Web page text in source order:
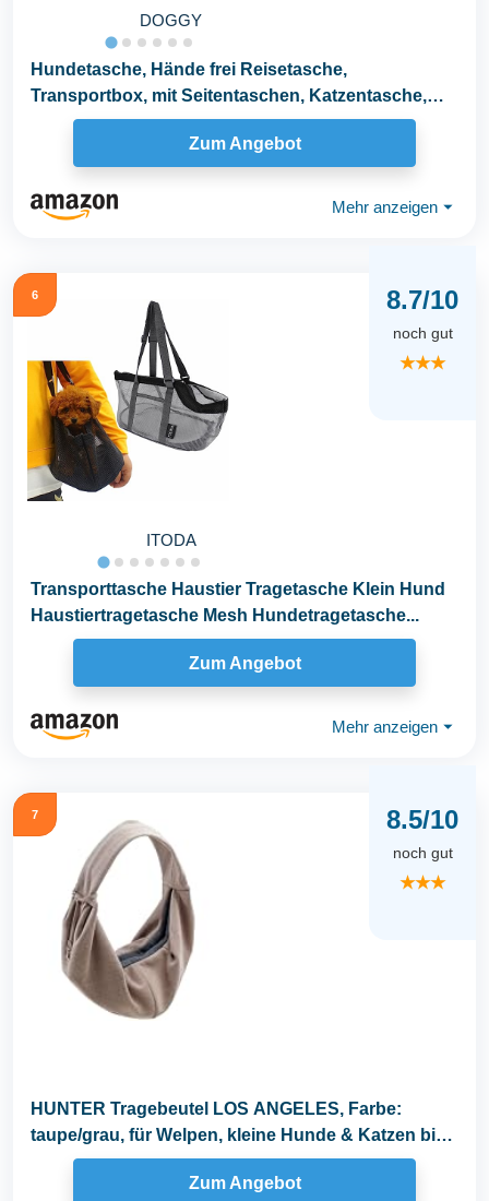
DOGGY
Hundetasche, Hände frei Reisetasche,
Transportbox, mit Seitentaschen, Katzentasche,
Zum Angebot
Mehr anzeigen ⏷
6
ITODA
8.7/10
noch gut
★★★
Transporttasche Haustier Tragetasche Klein Hund
Haustiertragetasche Mesh Hundetragetasche...
Zum Angebot
Mehr anzeigen ⏷
7 8.5/10
noch gut
★★★
HUNTER Tragebeutel LOS ANGELES, Farbe:
taupe/grau, für Welpen, kleine Hunde & Katzen bis
8 kg...
Zum Angebot